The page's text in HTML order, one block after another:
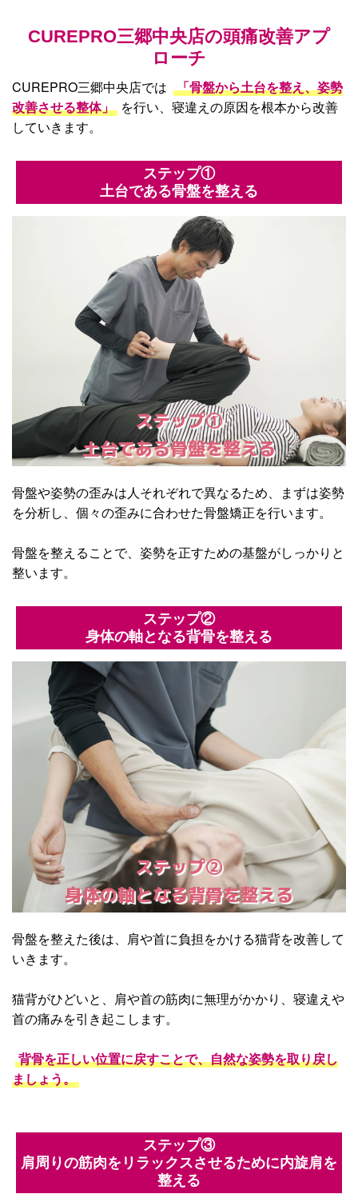
CUREPRO三郷中央店の頭痛改善アプ
ローチ
CUREPRO三郷中央店では 「骨盤から土台を整え、姿勢
改善させる整体」 を行い、寝違えの原因を根本から改善
していきます。
ステップ①
土台である骨盤を整える
ステップ①
土台である骨盤を整える
骨盤や姿勢の歪みは人それぞれで異なるため、まずは姿勢
を分析し、個々の歪みに合わせた骨盤矯正を行います。
骨盤を整えることで、姿勢を正すための基盤がしっかりと
整います。
ステップ②
身体の軸となる背骨を整える
ステップ②
身体の軸となる背骨を整える
骨盤を整えた後は、肩や首に負担をかける猫背を改善して
いきます。
猫背がひどいと、肩や首の筋肉に無理がかかり、寝違えや
首の痛みを引き起こします。
背骨を正しい位置に戻すことで、自然な姿勢を取り戻し
ましょう。
ステップ③
肩周りの筋肉をリラックスさせるために内旋肩を
整える